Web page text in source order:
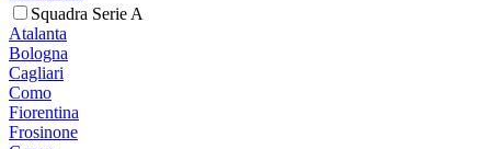
Squadra Serie A
Atalanta
Bologna
Cagliari
Como
Fiorentina
Frosinone